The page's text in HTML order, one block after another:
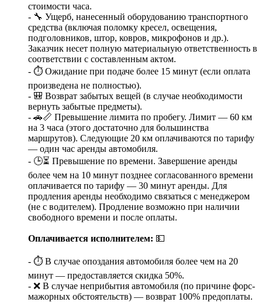
стоимости часа.
- 🔧 Ущерб, нанесенный оборудованию транспортного
средства (включая поломку кресел, освещения,
подголовников, штор, ковров, микрофонов и др.).
Заказчик несет полную материальную ответственность в
соответствии с составленным актом.
- ⏱️ Ожидание при подаче более 15 минут (если оплата
произведена не полностью).
- 🎒 Возврат забытых вещей (в случае необходимости
вернуть забытые предметы).
- 🚗📏 Превышение лимита по пробегу. Лимит — 60 км
на 3 часа (этого достаточно для большинства
маршрутов). Следующие 20 км оплачиваются по тарифу
— один час аренды автомобиля.
- 🕒⏳ Превышение по времени. Завершение аренды
более чем на 10 минут позднее согласованного времени
оплачивается по тарифу — 30 минут аренды. Для
продления аренды необходимо связаться с менеджером
(не с водителем). Продление возможно при наличии
свободного времени и после оплаты.
Оплачивается исполнителем: 💵
- ⏱️ В случае опоздания автомобиля более чем на 20
минут — предоставляется скидка 50%.
- ❌ В случае неприбытия автомобиля (по причине форс-
мажорных обстоятельств) — возврат 100% предоплаты.